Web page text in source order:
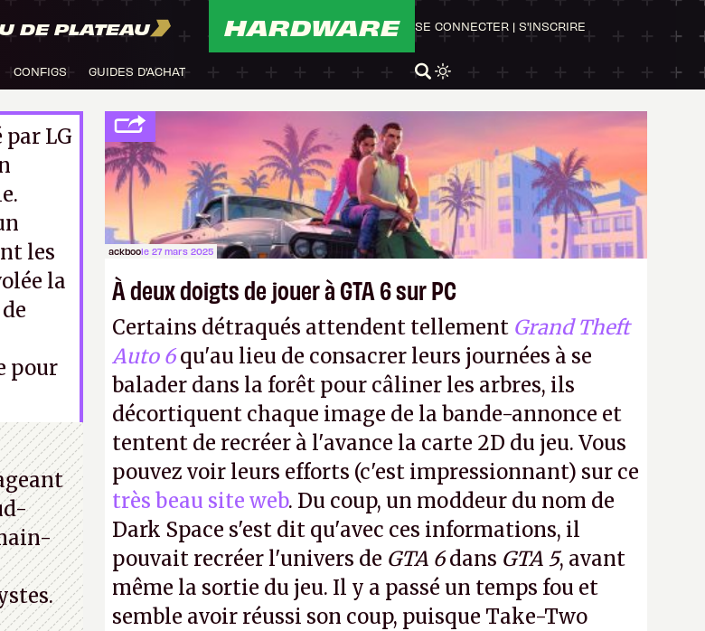
DE PLATEAU HARDWARE
CONFIGS GUIDES D'ACHAT
SE CONNECTER | S'INSCRIRE
LG
les
la
pour
ackboole 27 mars 2025
À deux doigts de jouer à GTA 6 sur PC
Certains détraqués attendent tellement Grand Theft
Auto 6qu'au lieu de consacrer leurs journées à se
balader dans la forêt pour câliner les arbres, ils
décortiquent chaque image de la bande-annonce et
tentent de recréer à l'avance la carte 2D du jeu. Vous
pouvez voir leurs efforts (c'est impressionnant) sur ce
très beau site web. Du coup, un moddeur du nom de
Dark Space s'est dit qu'avec ces informations, il
pouvait recréer l'univers de GTA 6dans GTA 5, avant
même la sortie du jeu. Il y a passé un temps fou et
semble avoir réussi son coup, puisque Take-Two